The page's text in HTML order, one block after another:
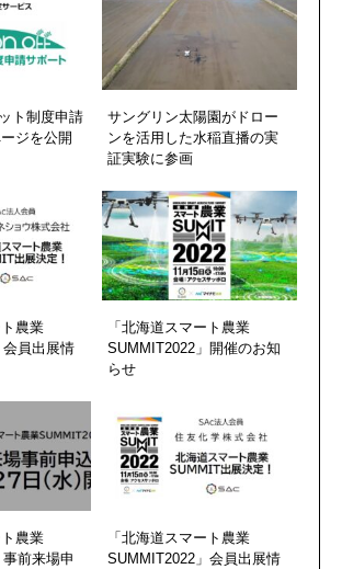
ト制度申請
ジを公開
サングリン太陽園がドロー
ンを活用した水稲直播の実
証実験に参画
ト農業
員出展情
「北海道スマート農業
SUMMIT2022」開催のお知
らせ
ト農業
前来場申
「北海道スマート農業
SUMMIT2022」会員出展情